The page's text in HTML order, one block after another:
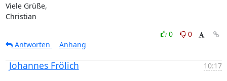
Viele Grüße,
Christian
0
0
Antworten
Anhang
Johannes Frölich 10:17